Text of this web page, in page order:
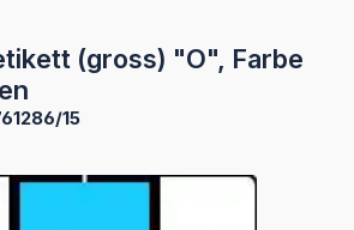
(gross) "O", Farbe
15